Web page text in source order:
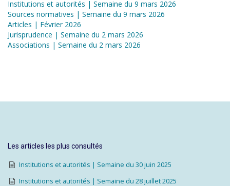
Institutions et autorités | Semaine du 9 mars 2026
Sources normatives | Semaine du 9 mars 2026
Articles | Février 2026
Jurisprudence | Semaine du 2 mars 2026
Associations | Semaine du 2 mars 2026
Les articles les plus consultés
Institutions et autorités | Semaine du 30 juin 2025
Institutions et autorités | Semaine du 28 juillet 2025